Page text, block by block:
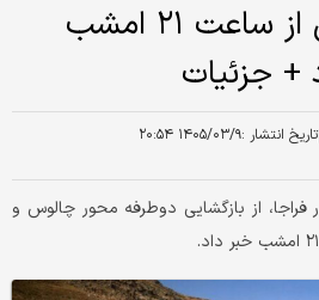
این محور شمالی از ساعت ۲۱ امشب
+ جزئیات
تاریخ انتشار :۱۴۰۵/۰۳/۹ ۲۰:۵۴
فراجا، از بازگشایی دوطرفه محور چالوس و